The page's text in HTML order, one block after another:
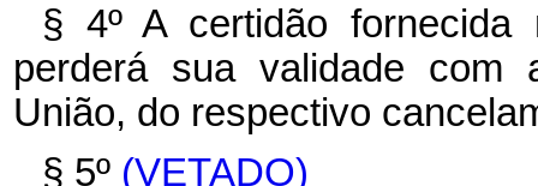
§ 4º A certidão
perderá sua validade com
União, do respectivo
§ 5º (VETADO)